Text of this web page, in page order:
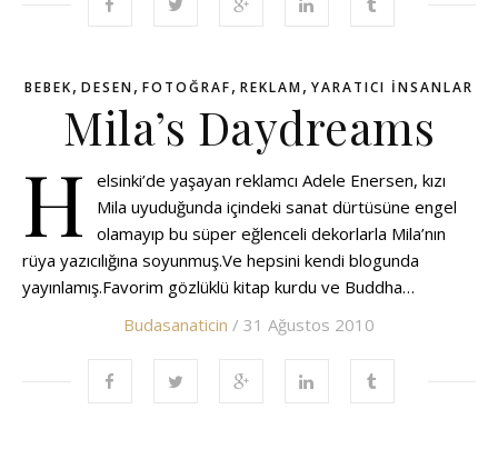
BEBEK, DESEN, FOTOĞRAF, REKLAM, YARATICI INSANLAR
Mila’s Daydreams
H
elsinki’de yaşayan reklamcı Adele Enersen, kızı
Mila uyuduğunda içindeki sanat dürtüsüne engel
olamayıp bu süper eğlenceli dekorlarla Mila’nın
rüya yazıcılığına soyunmuş.Ve hepsini kendi blogunda
yayınlamış.Favorim gözlüklü kitap kurdu ve Buddha…
Budasanaticin / 31 Ağustos 2010